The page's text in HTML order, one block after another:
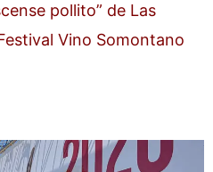
pollito” de Las
Vino Somontano